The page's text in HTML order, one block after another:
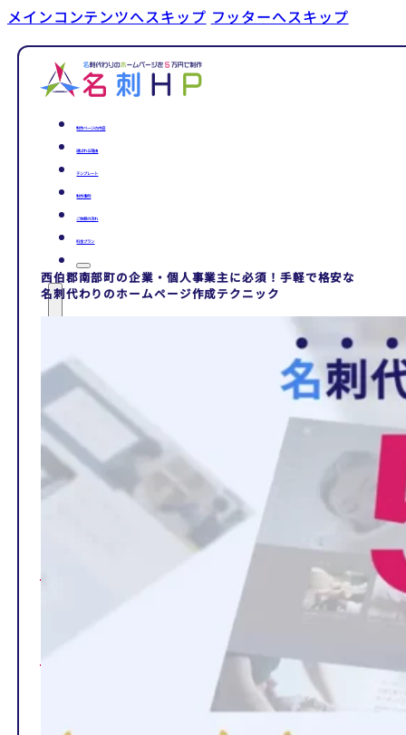
メインコンテンツへスキップ フッターへスキップ
制作ページの内容
選ばれる理由
テンプレート
制作事例
ご依頼の流れ
料金プラン
西伯郡南部町の企業・個人事業主に必須！手軽で格安な
名刺代わりのホームページ作成テクニック